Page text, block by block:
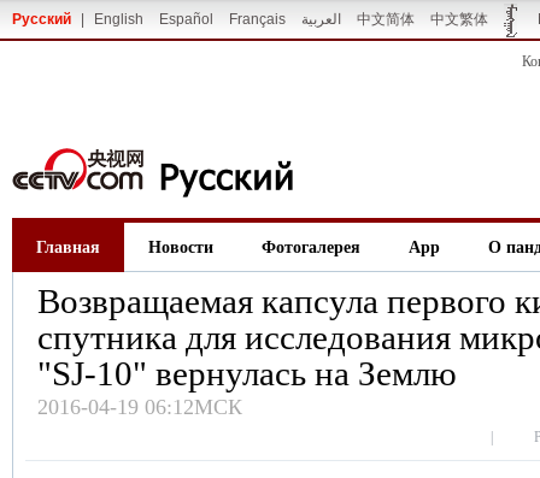
Русский English Español Français العربية 中文简体 中文繁体
Главная Новости Фотогалерея App О
Возвращаемая капсула первого
спутника для исследования
"SJ-10" вернулась на Землю
2016-04-19 06:12МСК